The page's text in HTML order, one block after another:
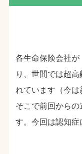
各生命保険会社
り、世間では超
れています（今は
そこで前回からの
す。今回は認知症